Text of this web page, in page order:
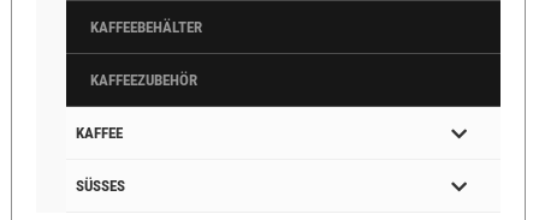
KAFFEEBEHÄLTER
KAFFEEZUBEHÖR
KAFFEE
SÜSSES